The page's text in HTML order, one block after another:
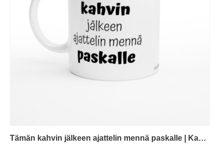
Tämän kahvin jälkeen ajattelin mennä paskalle | Kahvikuppi 330ml (0101)